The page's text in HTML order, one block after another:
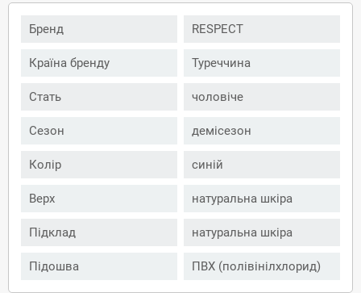
Бренд RESPECT
Країна бренду Туреччина
Стать чоловіче
Сезон демісезон
Колір синій
Верх натуральна шкіра
Підклад натуральна шкіра
Підошва ПВХ (полівінілхлорид)